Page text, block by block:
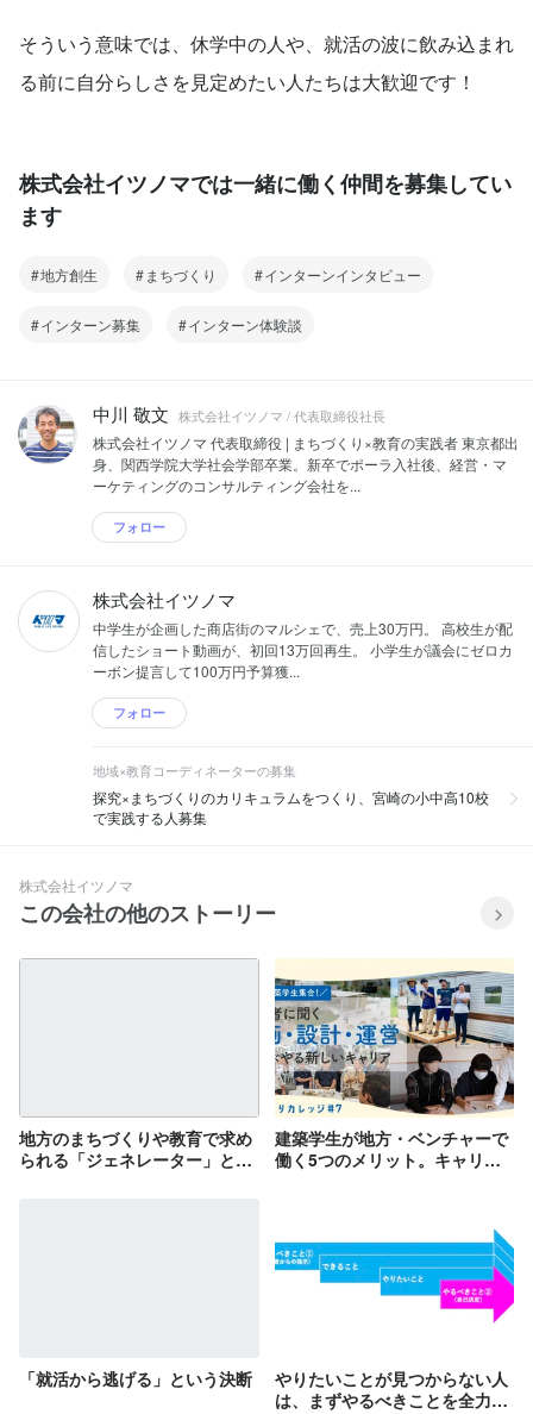
そういう意味では、休学中の人や、就活の波に飲み込まれ
る前に自分らしさを見定めたい人たちは大歓迎です！
株式会社イツノマでは一緒に働く仲間を募集してい
ます
地方創生 まちづくり インターンインタビュー
インターン募集 インターン体験談
中川 敬文 株式会社イツノマ / 代表取締役社長
株式会社イツノマ 代表取締役 | まちづくり×教育の実践者 東京都出
身、関西学院大学社会学部卒業。新卒でポーラ入社後、経営・マ
ーケティングのコンサルティング会社を...
フォロー
株式会社イツノマ
中学生が企画した商店街のマルシェで、売上30万円。 高校生が配
信したショート動画が、初回13万回再生。 小学生が議会にゼロカ
ーボン提言して100万円予算獲...
フォロー
地域×教育コーディネーターの募集
探究×まちづくりのカリキュラムをつくり、宮崎の小中高10校
で実践する人募集
株式会社イツノマ
この会社の他のストーリー
地方のまちづくりや教育で求め
られる「ジェネレーター」とい
建築学生が地方・ベンチャーで
働く5つのメリット。キャリア
「就活から逃げる」という決断
やりたいことが見つからない人
は、まずやるべきことを全力で